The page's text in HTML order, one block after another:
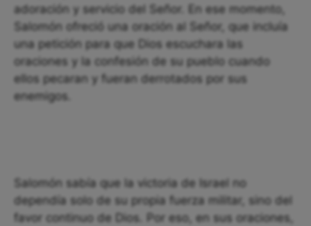
adoración y servicio del Señor. En ese momento,
Salomón ofreció una oración al Señor, que incluía
una petición para que Dios escuchara las
oraciones y la confesión de su pueblo cuando
ellos pecaran y fueran derrotados por sus
enemigos.
Salomón sabía que la victoria de Israel no
dependía solo de su propia fuerza militar, sino del
favor continuo de Dios. Por eso, en sus oraciones,